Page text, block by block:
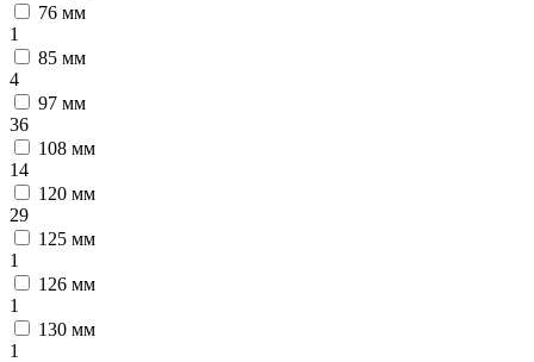
76 мм
1
85 мм
4
97 мм
36
108 мм
14
120 мм
29
125 мм
1
126 мм
1
130 мм
1